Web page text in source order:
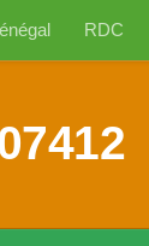
RDC